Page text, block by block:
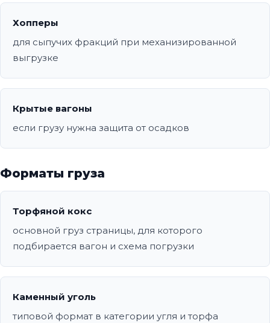
Хопперы
для сыпучих фракций при механизированной
выгрузке
Крытые вагоны
если грузу нужна защита от осадков
Форматы груза
Торфяной кокс
основной груз страницы, для которого
подбирается вагон и схема погрузки
Каменный уголь
типовой формат в категории угля и торфа